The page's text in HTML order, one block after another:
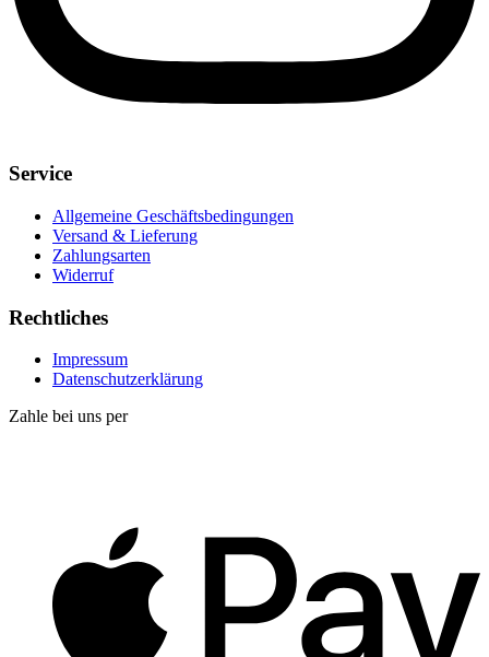
Service
Allgemeine Geschäftsbedingungen
Versand & Lieferung
Zahlungsarten
Widerruf
Rechtliches
Impressum
Datenschutzerklärung
Zahle bei uns per